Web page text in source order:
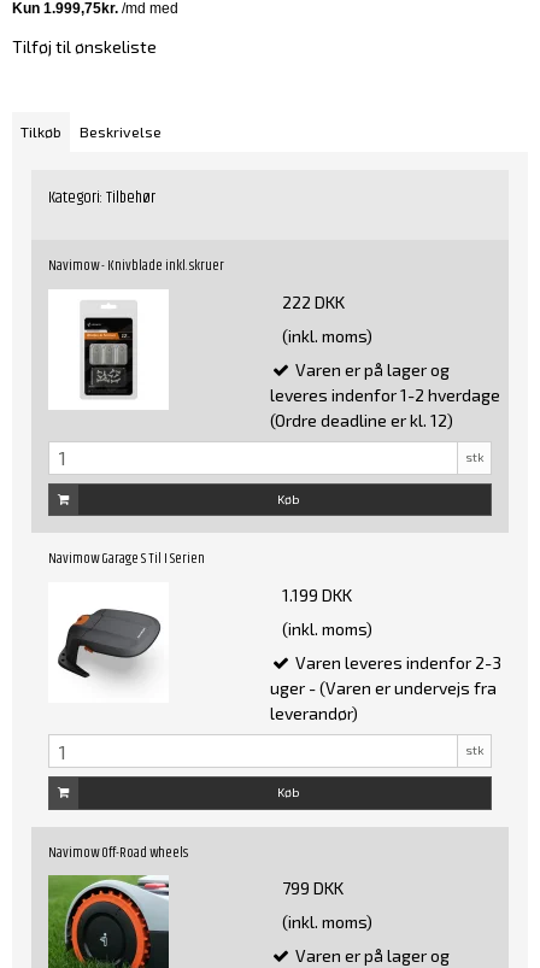
Tilføj til ønskeliste
Tilkøb Beskrivelse
Kategori:Tilbehør
Navimow - Knivblade inkl. skruer
222 DKK
(inkl. moms)
Varen er på lager og
leveres indenfor 1-2 hverdage
(Ordre deadline er kl. 12)
stk
Køb
Navimow Garage S Til I Serien
1.199 DKK
(inkl. moms)
Varen leveres indenfor 2-3
uger - (Varen er undervejs fra
leverandør)
stk
Køb
Navimow Off-Road wheels
799 DKK
(inkl. moms)
Varen er på lager og